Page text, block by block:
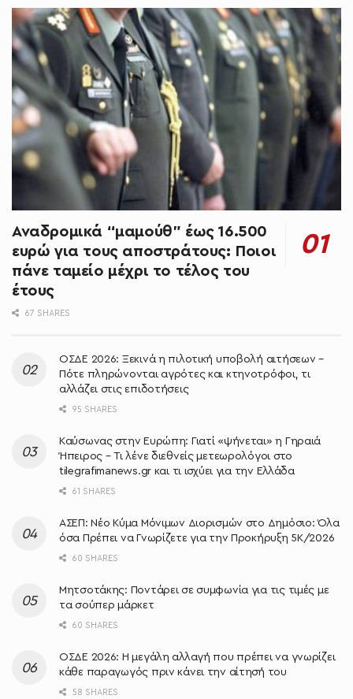
Αναδρομικά “μαμούθ” έως 16.500
ευρώ για τους αποστράτους: Ποιοι
πάνε ταμείο μέχρι το τέλος του
έτους
67 SHARES
ΟΣΔΕ 2026: Ξεκινά η πιλοτική υποβολή αιτήσεων –
Πότε πληρώνονται αγρότες και κτηνοτρόφοι, τι
αλλάζει στις επιδοτήσεις
95 SHARES
Καύσωνας στην Ευρώπη: Γιατί «ψήνεται» η Γηραιά
Ήπειρος – Τι λένε διεθνείς μετεωρολόγοι στο
tilegrafimanews.gr και τι ισχύει για την Ελλάδα
61 SHARES
ΑΣΕΠ: Νέο Κύμα Μόνιμων Διορισμών στο Δημόσιο: Όλα
όσα Πρέπει να Γνωρίζετε για την Προκήρυξη 5Κ/2026
60 SHARES
Μητσοτάκης: Ποντάρει σε συμφωνία για τις τιμές με
τα σούπερ μάρκετ
60 SHARES
ΟΣΔΕ 2026: Η μεγάλη αλλαγή που πρέπει να γνωρίζει
κάθε παραγωγός πριν κάνει την αίτησή του
58 SHARES